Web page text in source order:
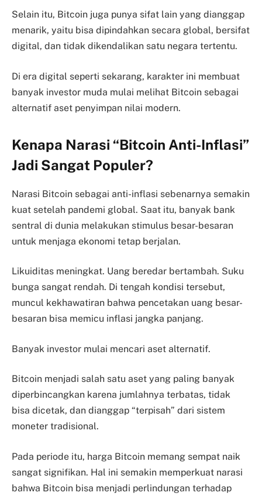
Selain itu, Bitcoin juga punya sifat lain yang dianggap
menarik, yaitu bisa dipindahkan secara global, bersifat
digital, dan tidak dikendalikan satu negara tertentu.
Di era digital seperti sekarang, karakter ini membuat
banyak investor muda mulai melihat Bitcoin sebagai
alternatif aset penyimpan nilai modern.
Kenapa Narasi “Bitcoin Anti-Inflasi”
Jadi Sangat Populer?
Narasi Bitcoin sebagai anti-inflasi sebenarnya semakin
kuat setelah pandemi global. Saat itu, banyak bank
sentral di dunia melakukan stimulus besar-besaran
untuk menjaga ekonomi tetap berjalan.
Likuiditas meningkat. Uang beredar bertambah. Suku
bunga sangat rendah. Di tengah kondisi tersebut,
muncul kekhawatiran bahwa pencetakan uang besar-
besaran bisa memicu inflasi jangka panjang.
Banyak investor mulai mencari aset alternatif.
Bitcoin menjadi salah satu aset yang paling banyak
diperbincangkan karena jumlahnya terbatas, tidak
bisa dicetak, dan dianggap “terpisah” dari sistem
moneter tradisional.
Pada periode itu, harga Bitcoin memang sempat naik
sangat signifikan. Hal ini semakin memperkuat narasi
bahwa Bitcoin bisa menjadi perlindungan terhadap